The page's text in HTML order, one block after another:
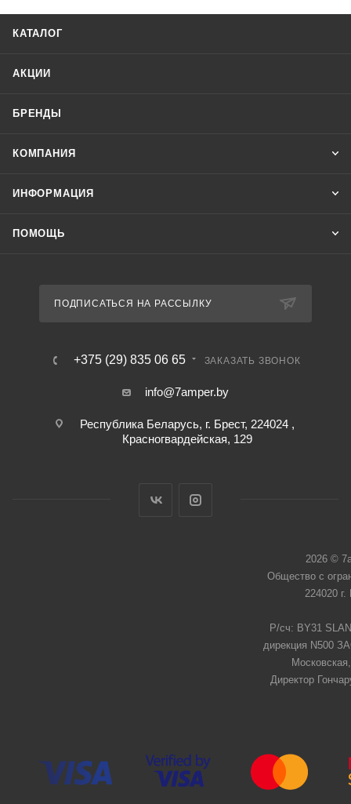
КАТАЛОГ
АКЦИИ
БРЕНДЫ
КОМПАНИЯ
ИНФОРМАЦИЯ
ПОМОЩЬ
ПОДПИСАТЬСЯ НА РАССЫЛКУ
+375 (29) 835 06 65 ЗАКАЗАТЬ ЗВОНОК
info@7amper.by
Республика Беларусь, г. Брест, 224024 ,
Красногвардейская, 129
2026 ©
Общество с
224020
Р/сч: BY31
дирекция N500
Директор